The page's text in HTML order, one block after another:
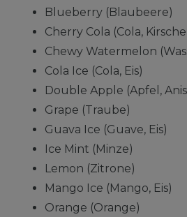
Blueberry (Blaubeere)
Cherry Cola (Cola,
Chewy Watermelon
Cola Ice (Cola, Eis)
Double Apple (Apfel,
Grape (Traube)
Guava Ice (Guave, Eis)
Ice Mint (Minze)
Lemon (Zitrone)
Mango Ice (Mango, Eis)
Orange (Orange)